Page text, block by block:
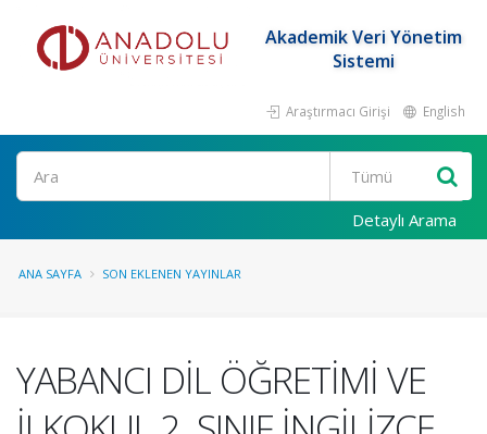
Akademik Veri Yönetim
Sistemi
Araştırmacı Girişi English
Ara
Detaylı Arama
ANA SAYFA SON EKLENEN YAYINLAR
YABANCI DİL ÖĞRETİMİ VE